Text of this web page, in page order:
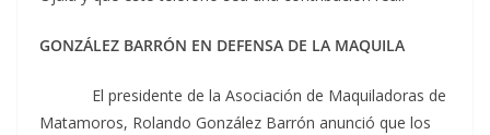
GONZÁLEZ BARRÓN EN DEFENSA DE LA MAQUILA
El presidente de la Asociación de Maquiladoras de
Matamoros, Rolando González Barrón anunció que los